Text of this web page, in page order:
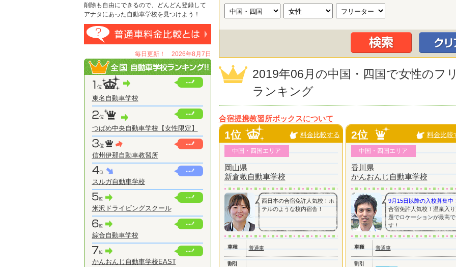
削除も自由にできるので、どんどん登録して
アナタにあった自動車学校を見つけよう！
毎日更新！ 2026年8月7日
東名自動車学校
つばめ中央自動車学校【女性限定】
信州伊那自動車教習所
スルガ自動車学校
米沢ドライビングスクール
綜合自動車学校
かんおんじ自動車学校EAST
2019年06月の中国・四国で女性のフ
ランキング
合宿提携教習所ボックスについて
1位 料金比較する
中国・四国エリア
岡山県
新倉敷自動車学校
西日本の合宿免許人気校！ホ
テルのような校内宿舎！
車種 普通車
割引
2位 料金比較
中国・四国エリア
香川県
かんおんじ自動車学校
9月15日以降の入校募集中
合宿免許人気校！温泉入
題でロケーションが最高で
す！
車種 普通車
割引